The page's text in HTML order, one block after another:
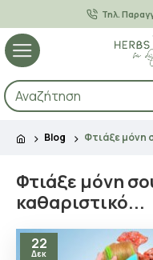
Τηλ.
Blog Φτιάξε μόνη
Φτιάξε μόνη
καθαριστικό...
22
Δεκ